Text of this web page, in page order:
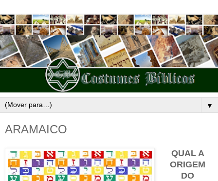
▼
ARAMAICO
QUAL A
ORIGEM
DO